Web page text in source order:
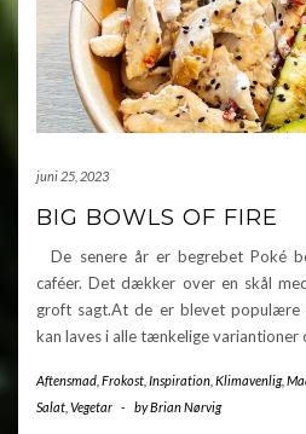
juni 25, 2023
BIG BOWLS OF FIRE
De senere år er begrebet Poké
caféer. Det dækker over en skål
groft sagt.At de er blevet
kan laves i alle tænkelige variantioner
Aftensmad Frokost Inspiration Klimavenlig,
Salat Vegetar - byBrian Nørvig